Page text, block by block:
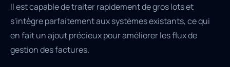
Il est capable de traiter rapidement de gros lots et
s'intègre parfaitement aux systèmes existants, ce qui
en fait un ajout précieux pour améliorer les flux de
gestion des factures.